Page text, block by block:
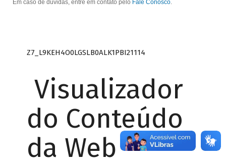
Em caso de dúvidas, entre em contato pelo Fale Conosco.
Z7_L9KEH4O0LGSLB0ALK1PBI21114
Visualizador
do Conteúdo
da Web